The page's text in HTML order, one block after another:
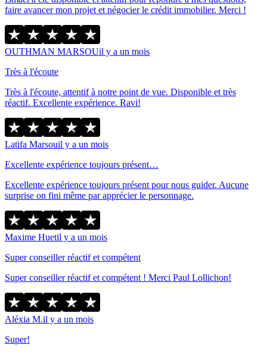
faire avancer mon projet et négocier le crédit immobilier. Merci !
OUTHMAN MARSOUil y a un mois
Très à l'écoute
Très à l'écoute, attentif à notre point de vue. Disponible et très
réactif. Excellente expérience. Ravi!
Latifa Marsouil y a un mois
Excellente expérience toujours présent…
Excellente expérience toujours présent pour nous guider. Aucune
surprise on fini même par apprécier le personnage.
Maxime Huetil y a un mois
Super conseiller réactif et compétent
Super conseiller réactif et compétent ! Merci Paul Lollichon!
Aléxia M.il y a un mois
Super!